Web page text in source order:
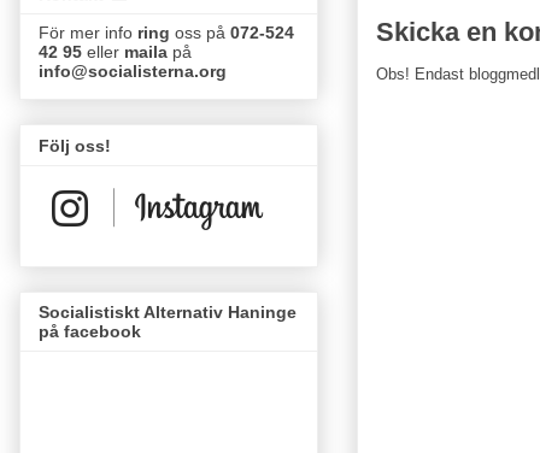
Skicka en
Obs! Endast
För mer info ring oss på 072-524
42 95 eller maila på
info@socialisterna.org
Följ oss!
Socialistiskt Alternativ Haninge
på facebook